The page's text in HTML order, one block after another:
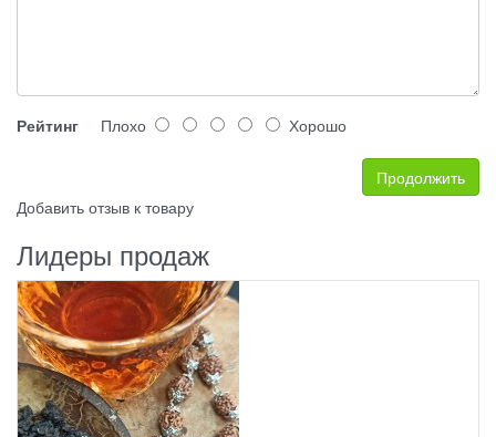
Рейтинг Плохо Хорошо
Продолжить
Добавить отзыв к товару
Лидеры продаж